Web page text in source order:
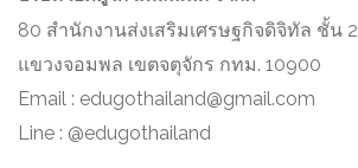
80 สำนักงานส่งเสริมเศรษฐกิจดิจิทัล ชั้น 2
แขวงจอมพล เขตจตุจักร กทม. 10900
Email : edugothailand@gmail.com
Line : @edugothailand